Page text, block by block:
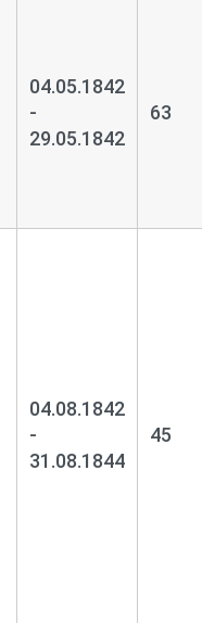
04.05.1842
-
29.05.1842
63
04.08.1842
-
31.08.1844
45